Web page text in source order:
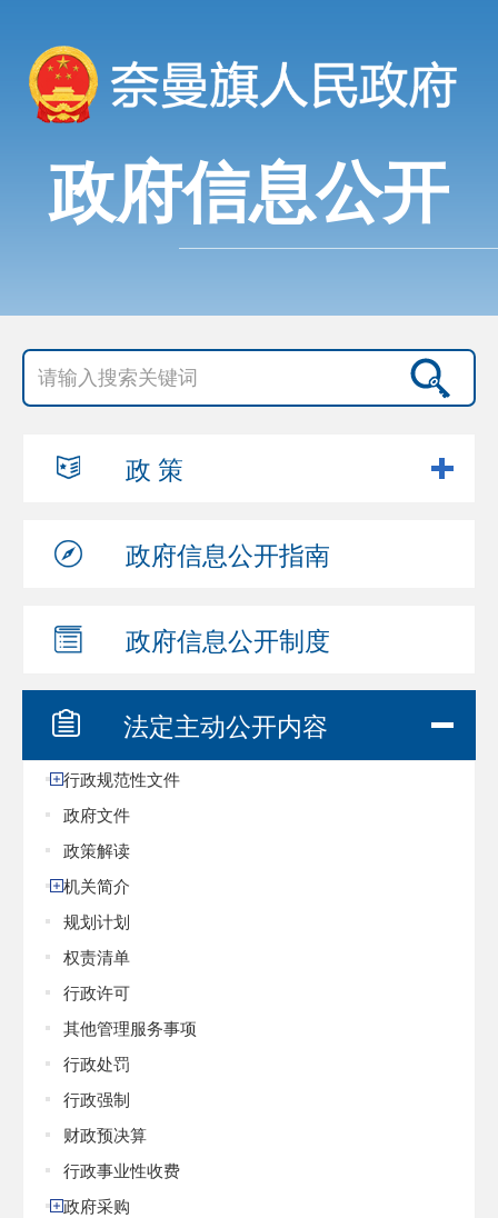
政府信息公开
政 策
政府信息公开指南
政府信息公开制度
法定主动公开内容
行政规范性文件
政府文件
政策解读
机关简介
规划计划
权责清单
行政许可
其他管理服务事项
行政处罚
行政强制
财政预决算
行政事业性收费
政府采购